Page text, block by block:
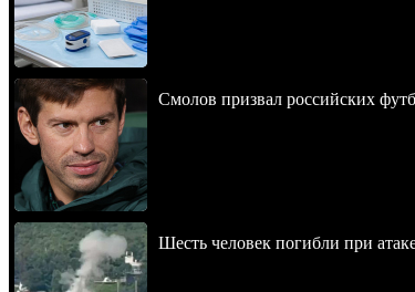
Смолов призвал российских
Шесть человек погибли при